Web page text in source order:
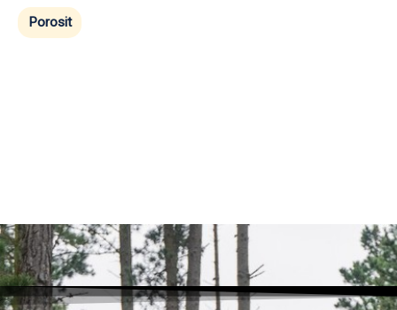
Porosit